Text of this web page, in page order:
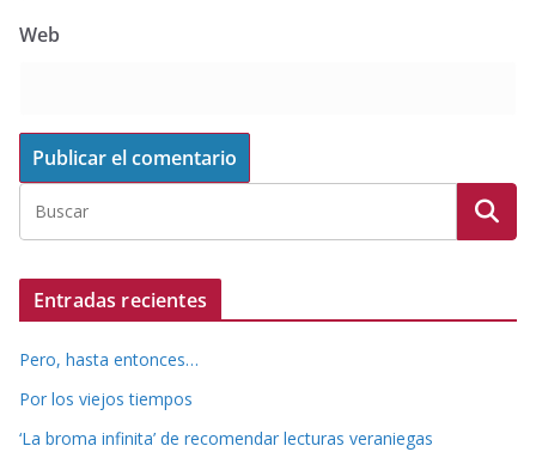
Web
Entradas recientes
Pero, hasta entonces…
Por los viejos tiempos
‘La broma infinita’ de recomendar lecturas veraniegas